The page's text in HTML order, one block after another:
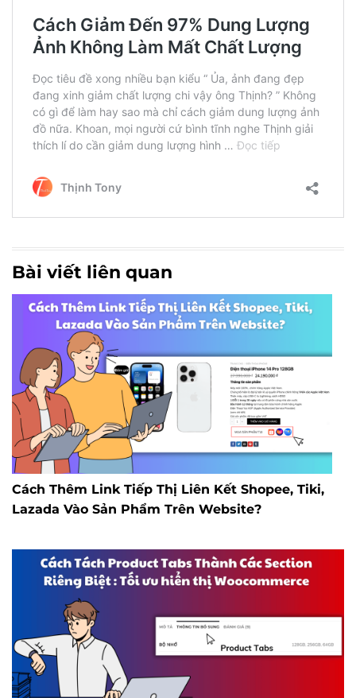
Bài viết liên quan
Cách Thêm Link Tiếp Thị Liên Kết Shopee, Tiki,
Lazada Vào Sản Phẩm Trên Website?